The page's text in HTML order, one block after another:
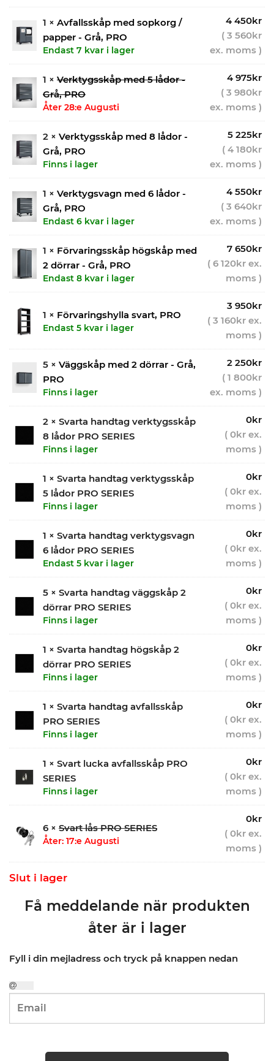
1 × Avfallsskåp med sopkorg /
papper - Grå, PRO
Endast 7 kvar i lager
4 450kr
( 3 560kr
ex. moms )
1 × Verktygsskåp med 5 lådor -
Grå, PRO
Åter 28:e Augusti
4 975kr
( 3 980kr
ex. moms )
2 × Verktygsskåp med 8 lådor -
Grå, PRO
Finns i lager
5 225kr
( 4 180kr
ex. moms )
1 × Verktygsvagn med 6 lådor -
Grå, PRO
Endast 6 kvar i lager
4 550kr
( 3 640kr
ex. moms )
1 × Förvaringsskåp högskåp med
2 dörrar - Grå, PRO
Endast 8 kvar i lager
7 650kr
( 6 120kr ex.
moms )
1 × Förvaringshylla svart, PRO
Endast 5 kvar i lager
3 950kr
( 3 160kr ex.
moms )
5 × Väggskåp med 2 dörrar - Grå,
PRO
Finns i lager
2 250kr
( 1 800kr
ex. moms )
2 × Svarta handtag verktygsskåp
8 lådor PRO SERIES
Finns i lager
0kr
( 0kr ex.
moms )
1 × Svarta handtag verktygsskåp
5 lådor PRO SERIES
Finns i lager
0kr
( 0kr ex.
moms )
1 × Svarta handtag verktygsvagn
6 lådor PRO SERIES
Endast 5 kvar i lager
0kr
( 0kr ex.
moms )
5 × Svarta handtag väggskåp 2
dörrar PRO SERIES
Finns i lager
0kr
( 0kr ex.
moms )
1 × Svarta handtag högskåp 2
dörrar PRO SERIES
Finns i lager
0kr
( 0kr ex.
moms )
1 × Svarta handtag avfallsskåp
PRO SERIES
Finns i lager
0kr
( 0kr ex.
moms )
1 × Svart lucka avfallsskåp PRO
SERIES
Finns i lager
0kr
( 0kr ex.
moms )
6 × Svart lås PRO SERIES
Åter: 17:e Augusti
0kr
( 0kr ex.
moms )
Slut i lager
Få meddelande när produkten
åter är i lager
Fyll i din mejladress och tryck på knappen nedan